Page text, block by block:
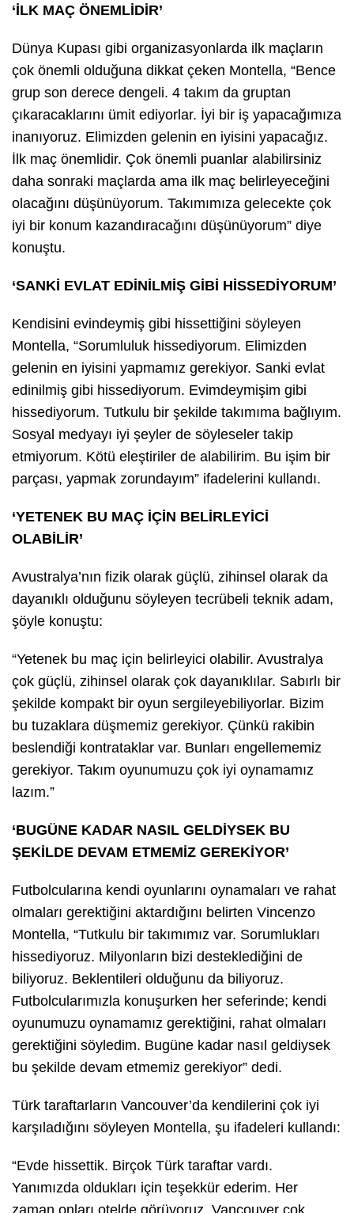
‘İLK MAÇ ÖNEMLİDİR’
Dünya Kupası gibi organizasyonlarda ilk maçların
çok önemli olduğuna dikkat çeken Montella, “Bence
grup son derece dengeli. 4 takım da gruptan
çıkaracaklarını ümit ediyorlar. İyi bir iş yapacağımıza
inanıyoruz. Elimizden gelenin en iyisini yapacağız.
İlk maç önemlidir. Çok önemli puanlar alabilirsiniz
daha sonraki maçlarda ama ilk maç belirleyeceğini
olacağını düşünüyorum. Takımımıza gelecekte çok
iyi bir konum kazandıracağını düşünüyorum” diye
konuştu.
‘SANKİ EVLAT EDİNİLMİŞ GİBİ HİSSEDİYORUM’
Kendisini evindeymiş gibi hissettiğini söyleyen
Montella, “Sorumluluk hissediyorum. Elimizden
gelenin en iyisini yapmamız gerekiyor. Sanki evlat
edinilmiş gibi hissediyorum. Evimdeymişim gibi
hissediyorum. Tutkulu bir şekilde takımıma bağlıyım.
Sosyal medyayı iyi şeyler de söyleseler takip
etmiyorum. Kötü eleştiriler de alabilirim. Bu işim bir
parçası, yapmak zorundayım” ifadelerini kullandı.
‘YETENEK BU MAÇ İÇİN BELİRLEYİCİ
OLABİLİR’
Avustralya’nın fizik olarak güçlü, zihinsel olarak da
dayanıklı olduğunu söyleyen tecrübeli teknik adam,
şöyle konuştu:
“Yetenek bu maç için belirleyici olabilir. Avustralya
çok güçlü, zihinsel olarak çok dayanıklılar. Sabırlı bir
şekilde kompakt bir oyun sergileyebiliyorlar. Bizim
bu tuzaklara düşmemiz gerekiyor. Çünkü rakibin
beslendiği kontrataklar var. Bunları engellememiz
gerekiyor. Takım oyunumuzu çok iyi oynamamız
lazım.”
‘BUGÜNE KADAR NASIL GELDİYSEK BU
ŞEKİLDE DEVAM ETMEMİZ GEREKİYOR’
Futbolcularına kendi oyunlarını oynamaları ve rahat
olmaları gerektiğini aktardığını belirten Vincenzo
Montella, “Tutkulu bir takımımız var. Sorumlukları
hissediyoruz. Milyonların bizi desteklediğini de
biliyoruz. Beklentileri olduğunu da biliyoruz.
Futbolcularımızla konuşurken her seferinde; kendi
oyunumuzu oynamamız gerektiğini, rahat olmaları
gerektiğini söyledim. Bugüne kadar nasıl geldiysek
bu şekilde devam etmemiz gerekiyor” dedi.
Türk taraftarların Vancouver’da kendilerini çok iyi
karşıladığını söyleyen Montella, şu ifadeleri kullandı:
“Evde hissettik. Birçok Türk taraftar vardı.
Yanımızda oldukları için teşekkür ederim. Her